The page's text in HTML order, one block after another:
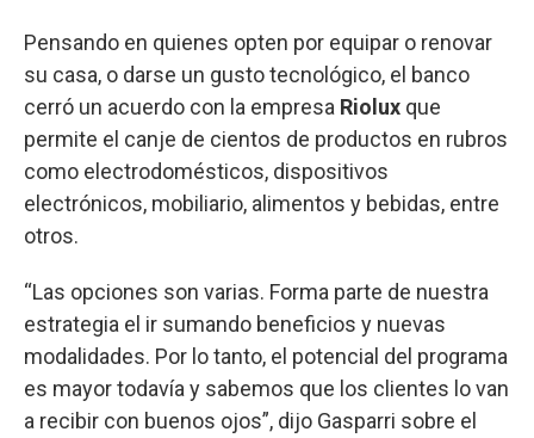
Pensando en quienes opten por equipar o renovar
su casa, o darse un gusto tecnológico, el banco
cerró un acuerdo con la empresa Riolux que
permite el canje de cientos de productos en rubros
como electrodomésticos, dispositivos
electrónicos, mobiliario, alimentos y bebidas, entre
otros.
“Las opciones son varias. Forma parte de nuestra
estrategia el ir sumando beneficios y nuevas
modalidades. Por lo tanto, el potencial del programa
es mayor todavía y sabemos que los clientes lo van
a recibir con buenos ojos”, dijo Gasparri sobre el